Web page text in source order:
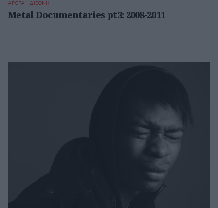
ΑΡΘΡΑ - ΔΙΕΘΝΗ
Metal Documentaries pt3: 2008-2011